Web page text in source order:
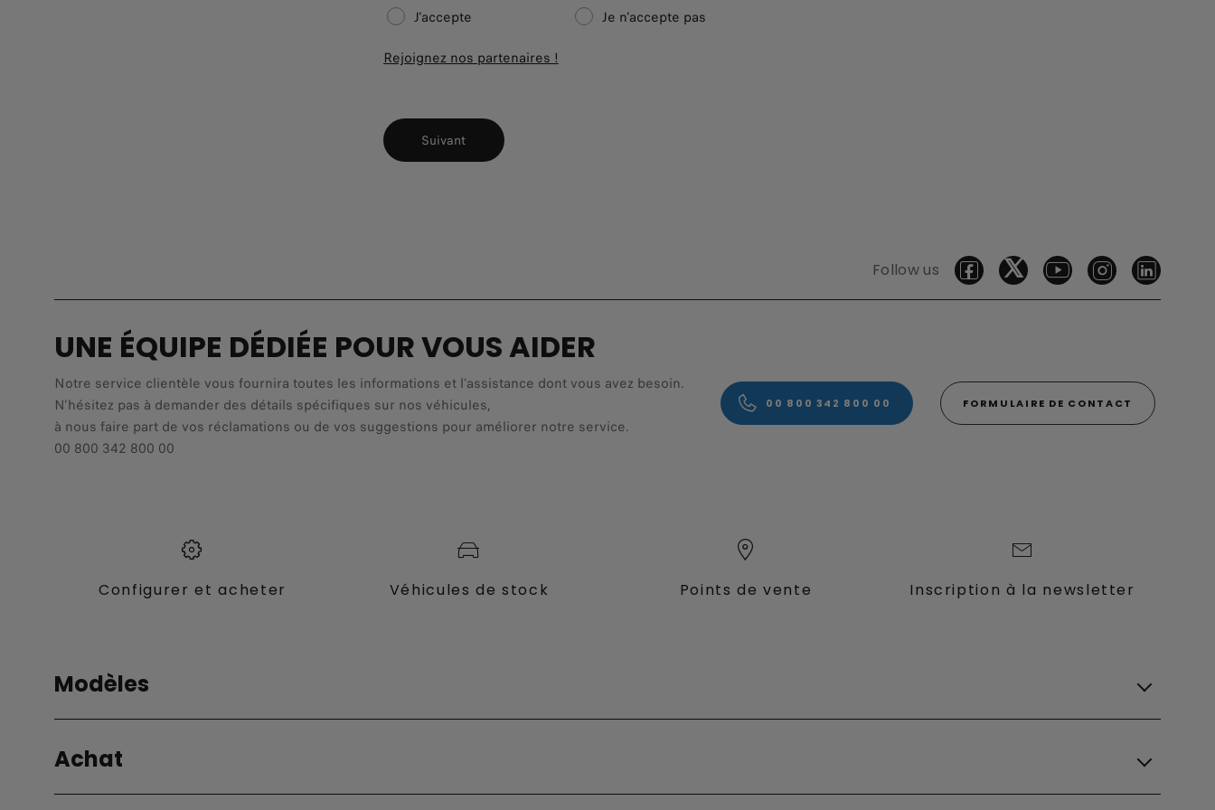
J'accepte Je n'accepte pas
Rejoignez nos partenaires !
Suivant
Follow us
UNE ÉQUIPE DÉDIÉE POUR VOUS AIDER
Notre service clientèle vous fournira toutes les informations et l'assistance dont vous avez besoin.
N'hésitez pas à demander des détails spécifiques sur nos véhicules,
à nous faire part de vos réclamations ou de vos suggestions pour améliorer notre service.
00 800 342 800 00
00 800 342 800 00 FORMULAIRE DE CONTACT
Configurer et acheter Véhicules de stock Points de vente Inscription à la newsletter
Modèles
Grizzly
Achat